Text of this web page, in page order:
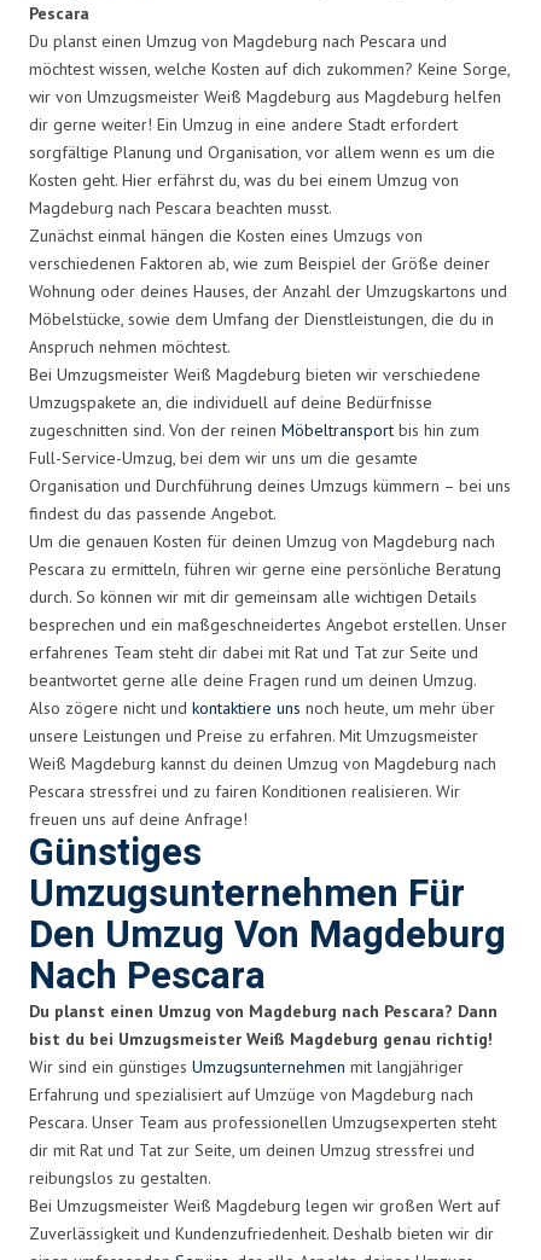
Pescara
Du planst einen Umzug von Magdeburg nach Pescara und
möchtest wissen, welche Kosten auf dich zukommen? Keine Sorge,
wir von Umzugsmeister Weiß Magdeburg aus Magdeburg helfen
dir gerne weiter! Ein Umzug in eine andere Stadt erfordert
sorgfältige Planung und Organisation, vor allem wenn es um die
Kosten geht. Hier erfährst du, was du bei einem Umzug von
Magdeburg nach Pescara beachten musst.
Zunächst einmal hängen die Kosten eines Umzugs von
verschiedenen Faktoren ab, wie zum Beispiel der Größe deiner
Wohnung oder deines Hauses, der Anzahl der Umzugskartons und
Möbelstücke, sowie dem Umfang der Dienstleistungen, die du in
Anspruch nehmen möchtest.
Bei Umzugsmeister Weiß Magdeburg bieten wir verschiedene
Umzugspakete an, die individuell auf deine Bedürfnisse
zugeschnitten sind. Von der reinen Möbeltransport bis hin zum
Full-Service-Umzug, bei dem wir uns um die gesamte
Organisation und Durchführung deines Umzugs kümmern – bei uns
findest du das passende Angebot.
Um die genauen Kosten für deinen Umzug von Magdeburg nach
Pescara zu ermitteln, führen wir gerne eine persönliche Beratung
durch. So können wir mit dir gemeinsam alle wichtigen Details
besprechen und ein maßgeschneidertes Angebot erstellen. Unser
erfahrenes Team steht dir dabei mit Rat und Tat zur Seite und
beantwortet gerne alle deine Fragen rund um deinen Umzug.
Also zögere nicht und kontaktiere uns noch heute, um mehr über
unsere Leistungen und Preise zu erfahren. Mit Umzugsmeister
Weiß Magdeburg kannst du deinen Umzug von Magdeburg nach
Pescara stressfrei und zu fairen Konditionen realisieren. Wir
freuen uns auf deine Anfrage!
Günstiges
Umzugsunternehmen Für
Den Umzug Von Magdeburg
Nach Pescara
Du planst einen Umzug von Magdeburg nach Pescara? Dann
bist du bei Umzugsmeister Weiß Magdeburg genau richtig!
Wir sind ein günstiges Umzugsunternehmen mit langjähriger
Erfahrung und spezialisiert auf Umzüge von Magdeburg nach
Pescara. Unser Team aus professionellen Umzugsexperten steht
dir mit Rat und Tat zur Seite, um deinen Umzug stressfrei und
reibungslos zu gestalten.
Bei Umzugsmeister Weiß Magdeburg legen wir großen Wert auf
Zuverlässigkeit und Kundenzufriedenheit. Deshalb bieten wir dir